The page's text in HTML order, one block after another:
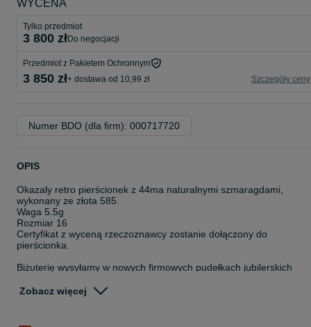
WYCENA
Tylko przedmiot
3 800 zł do negocjacji
Przedmiot z Pakietem Ochronnym
3 850 zł+ dostawa od 10,99 zł Szczegóły ceny
Numer BDO (dla firm): 000717720
OPIS
Okazaly retro pierścionek z 44ma naturalnymi szmaragdami,
wykonany ze złota 585.
Waga 5.5g
Rozmiar 16
Certyfikat z wyceną rzeczoznawcy zostanie dołączony do
pierścionka.
Biżuterię wysyłamy w nowych firmowych pudełkach jubilerskich
naszyjników i bransoletek z pereł i korala.
Zobacz więcej